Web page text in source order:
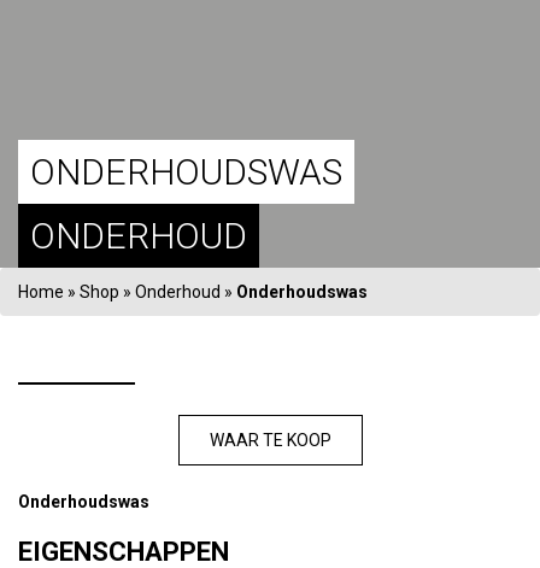
ONDERHOUDSWAS
ONDERHOUD
Home » Shop » Onderhoud » Onderhoudswas
WAAR TE KOOP
Onderhoudswas
EIGENSCHAPPEN